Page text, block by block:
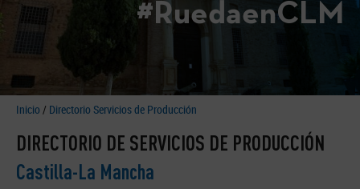
#RuedaenCLM
Inicio / Directorio Servicios de Producción
DIRECTORIO DE SERVICIOS DE PRODUCCIÓN
Castilla-La Mancha